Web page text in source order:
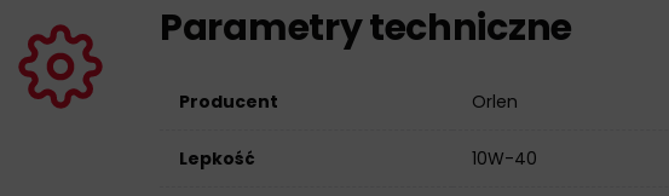
Parametry techniczne
Producent Orlen
Lepkość 10W-40